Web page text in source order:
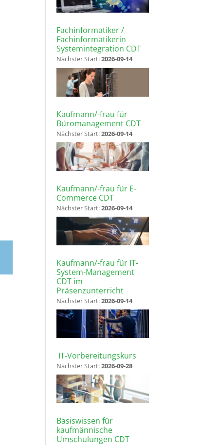
Fachinformatiker /
Fachinformatikerin
Systemintegration CDT
Nächster Start:2026-09-14
Kaufmann/-frau für
Büromanagement CDT
Nächster Start:2026-09-14
Kaufmann/-frau für E-
Commerce CDT
Nächster Start:2026-09-14
Kaufmann/-frau für IT-
System-Management
CDT im
Präsenzunterricht
Nächster Start:2026-09-14
IT-Vorbereitungskurs
Nächster Start:2026-09-28
Basiswissen für
kaufmännische
Umschulungen CDT